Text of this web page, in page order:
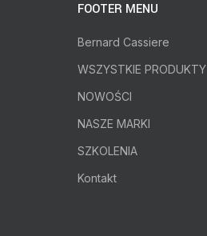
FOOTER MENU
Bernard Cassiere
WSZYSTKIE PRODUKTY
NOWOŚCI
NASZE MARKI
SZKOLENIA
Kontakt